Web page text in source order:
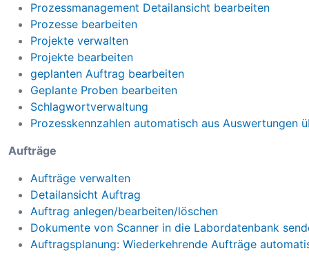
Prozessmanagement Detailansicht bearbeiten
Prozesse bearbeiten
Projekte verwalten
Projekte bearbeiten
geplanten Auftrag bearbeiten
Geplante Proben bearbeiten
Schlagwortverwaltung
Prozesskennzahlen automatisch aus Auswertungen
Aufträge
Aufträge verwalten
Detailansicht Auftrag
Auftrag anlegen/bearbeiten/löschen
Dokumente von Scanner in die Labordatenbank
Auftragsplanung: Wiederkehrende Aufträge